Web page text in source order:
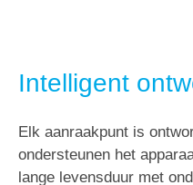
Intelligent
Elk aanraakpunt is
ondersteunen het
lange levensduur met